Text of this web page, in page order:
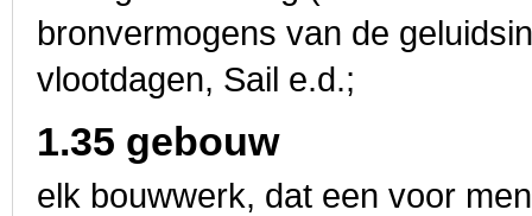
bronvermogens van de
vlootdagen, Sail e.d.;
1.35 gebouw
elk bouwwerk, dat een voor